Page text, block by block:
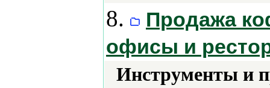
8.
Продажа
офисы и
Инструменты и